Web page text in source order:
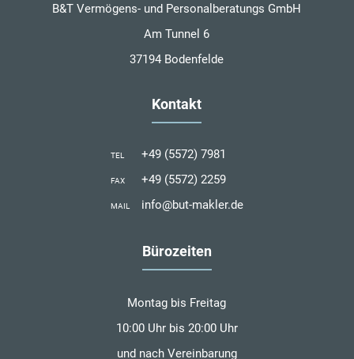
B&T Vermögens- und Personalberatungs GmbH
Am Tunnel 6
37194 Bodenfelde
Kontakt
TEL +49 (5572) 7981
FAX +49 (5572) 2259
MAIL info@but-makler.de
Bürozeiten
Montag bis Freitag
10:00 Uhr bis 20:00 Uhr
und nach Vereinbarung